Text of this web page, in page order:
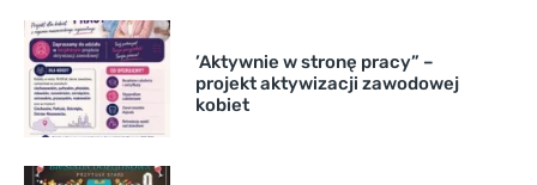
’Aktywnie w stronę pracy” –
projekt aktywizacji zawodowej
kobiet